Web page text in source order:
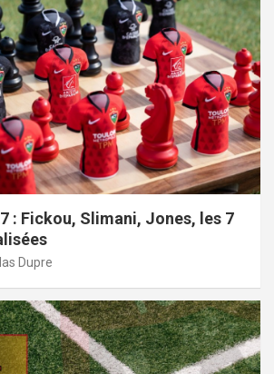
: Fickou, Slimani, Jones, les 7
Dupre